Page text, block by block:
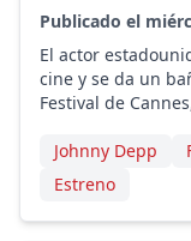
Publicado el
El actor
cine y se da un
Festival de
Johnny Depp
Estreno